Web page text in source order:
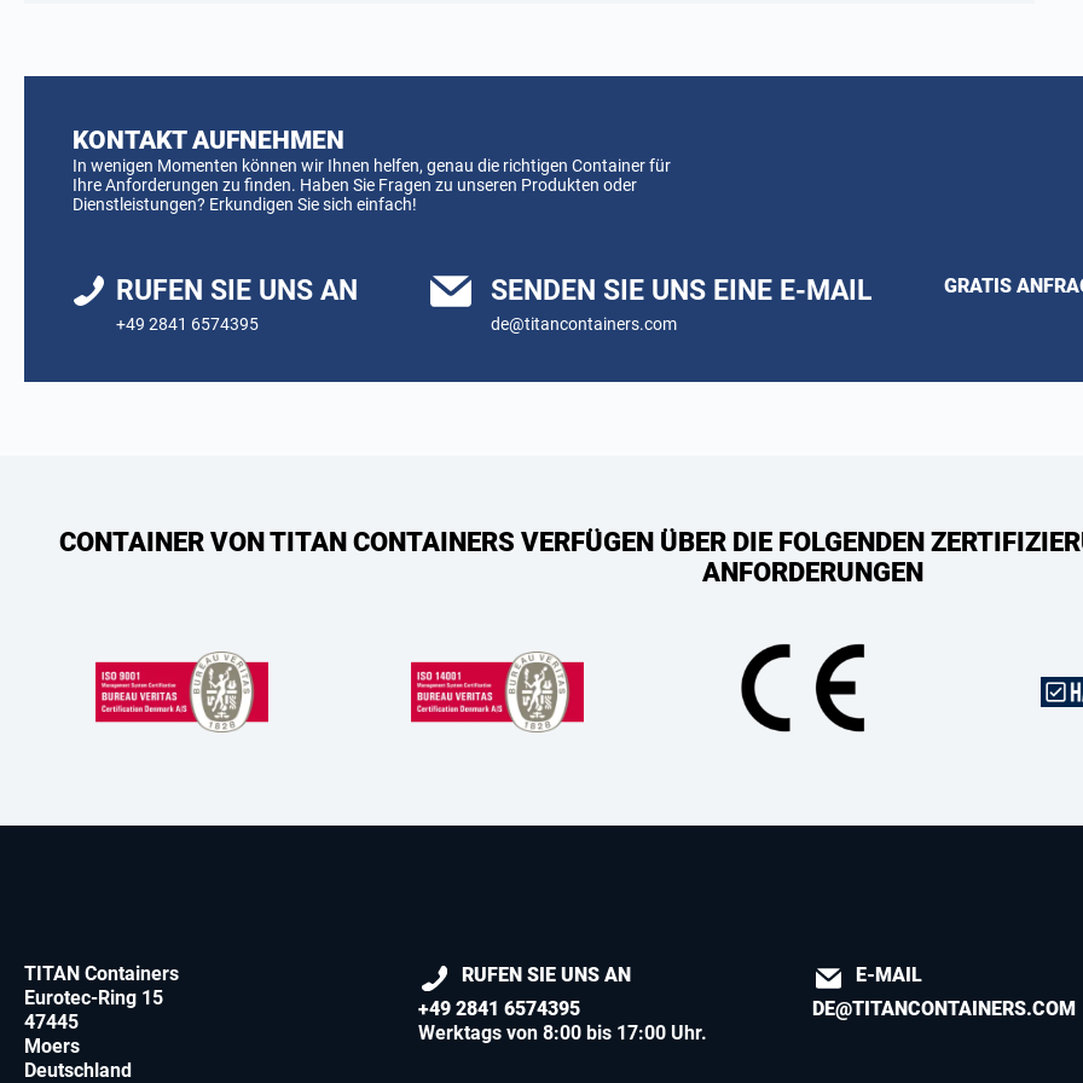
KONTAKT AUFNEHMEN
In wenigen Momenten können wir Ihnen helfen, genau die richtigen Container für
Ihre Anforderungen zu finden. Haben Sie Fragen zu unseren Produkten oder
Dienstleistungen? Erkundigen Sie sich einfach!
RUFEN SIE UNS AN
+49 2841 6574395
SENDEN SIE UNS EINE E-MAIL
de@titancontainers.com
GRATIS
CONTAINER VON TITAN CONTAINERS VERFÜGEN ÜBER DIE FOLGENDEN
ANFORDERUNGEN
TITAN Containers
Eurotec-Ring 15
47445
Moers
Deutschland
RUFEN SIE UNS AN
+49 2841 6574395
Werktags von 8:00 bis 17:00 Uhr.
E-MAIL
DE@TITANCONTAINERS.COM